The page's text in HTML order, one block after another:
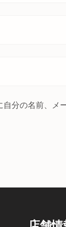
分の名前、メ